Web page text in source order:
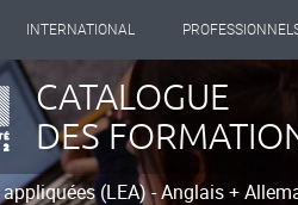
INTERNATIONAL
CATALOGUE
DES
(LEA) - Anglais +